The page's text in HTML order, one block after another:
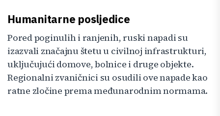
Humanitarne posljedice
Pored poginulih i ranjenih, ruski napadi su
izazvali značajnu štetu u civilnoj infrastrukturi,
uključujući domove, bolnice i druge objekte.
Regionalni zvaničnici su osudili ove napade kao
ratne zločine prema međunarodnim normama.